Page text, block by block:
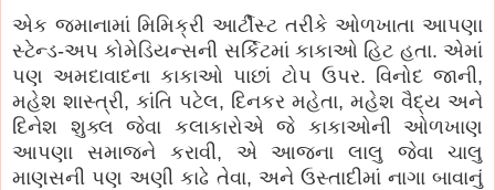
એક જમાનામાં મિમિક્રી આર્ટીસ્ટ તરીકે ઓળખાતા આપણા
સ્ટેન્ડ-અપ કોમેડિયન્સની સર્કિટમાં કાકાઓ હિટ હતા. એમાં
પણ અમદાવાદના કાકાઓ પાછાં ટોપ ઉપર. વિનોદ જાની,
મહેશ શાસ્ત્રી, કાંતિ પટેલ, દિનકર મહેતા, મહેશ વૈદ્ય અને
દિનેશ શુક્લ જેવા કલાકારોએ જે કાકાઓની ઓળખાણ
આપણા સમાજને કરાવી, એ આજના લાલુ જેવા ચાલુ
માણસની પણ અણી કાઢે તેવા, અને ઉસ્તાદીમાં નાગા બાવાનું